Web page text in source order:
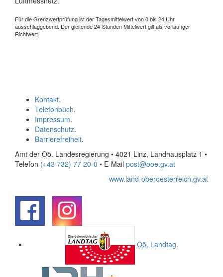
Für die Grenzwertprüfung ist der Tagesmittelwert von 0 bis 24 Uhr
ausschlaggebend. Der gleitende 24-Stunden Mittelwert gilt als vorläufiger
Richtwert.
Kontakt.
Telefonbuch.
Impressum.
Datenschutz.
Barrierefreiheit.
Amt der Oö. Landesregierung • 4021 Linz, Landhausplatz 1 •
Telefon (+43 732) 77 20-0 • E-Mail post@ooe.gv.at
www.land-oberoesterreich.gv.at
Oö. Landtag.